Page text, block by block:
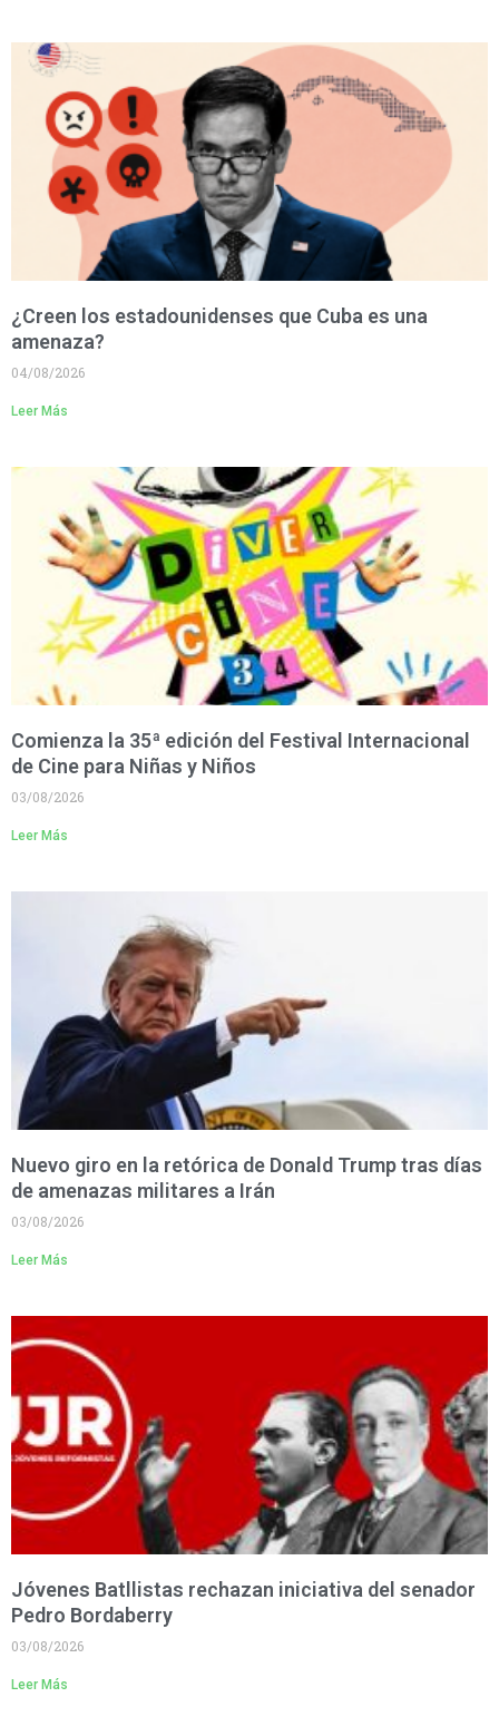
¿Creen los estadounidenses que Cuba es una
amenaza?
04/08/2026
Leer Más
Comienza la 35ª edición del Festival Internacional
de Cine para Niñas y Niños
03/08/2026
Leer Más
Nuevo giro en la retórica de Donald Trump tras días
de amenazas militares a Irán
03/08/2026
Leer Más
Jóvenes Batllistas rechazan iniciativa del senador
Pedro Bordaberry
03/08/2026
Leer Más